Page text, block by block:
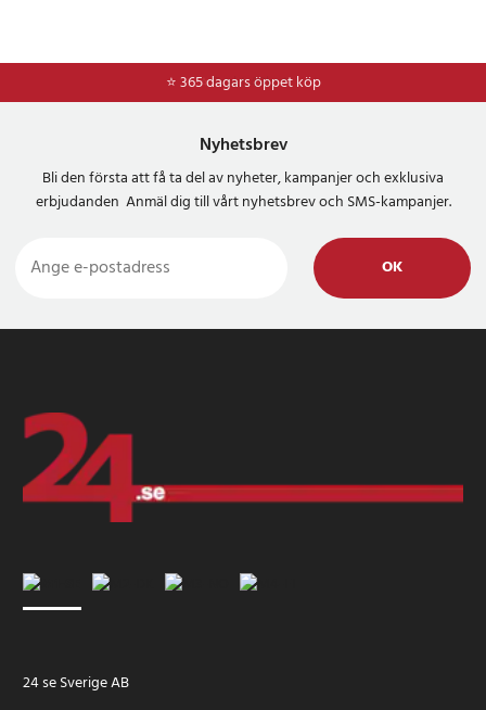
⭐ 365 dagars öppet köp
⭐Frakt 49kr *
Nyhetsbrev
Bli den första att få ta del av nyheter, kampanjer och exklusiva
erbjudanden Anmäl dig till vårt nyhetsbrev och SMS-kampanjer.
OK
24 se Sverige AB